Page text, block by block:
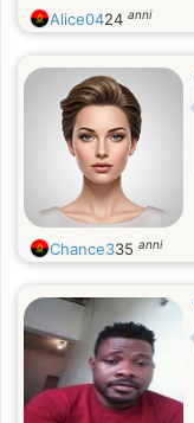
Alice0424 anni
Chance335 anni